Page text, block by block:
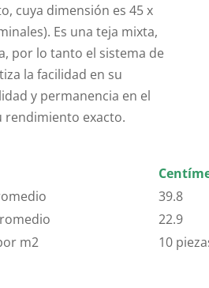
cuya dimensión es 45 x
Es una teja mixta,
por lo tanto el sistema de
la facilidad en su
y permanencia en el
rendimiento exacto.
39.8
22.9
m2
10